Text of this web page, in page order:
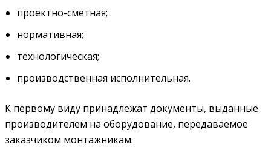
проектно-сметная;
нормативная;
технологическая;
производственная исполнительная.
К первому виду принадлежат документы, выданные
производителем на оборудование, передаваемое
заказчиком монтажникам.